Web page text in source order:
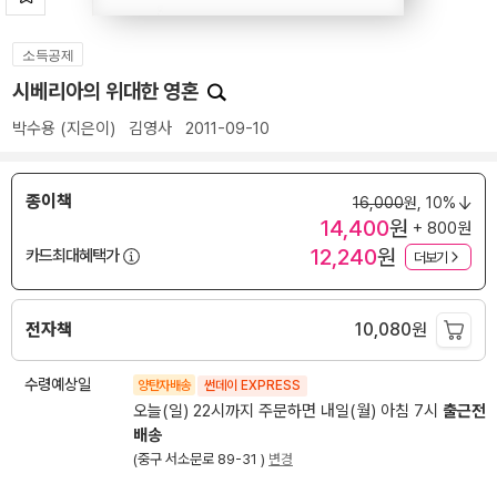
소득공제
시베리아의 위대한 영혼
박수용 (지은이) 김영사 2011-09-10
종이책 16,000원, 10%
14,400원 + 800원
카드최대혜택가
12,240원 더보기
전자책 10,080원
수령예상일 양탄자배송 썬데이 EXPRESS
오늘(일) 22시까지 주문하면 내일(월) 아침 7시 출근전
배송
(중구 서소문로 89-31 ) 변경